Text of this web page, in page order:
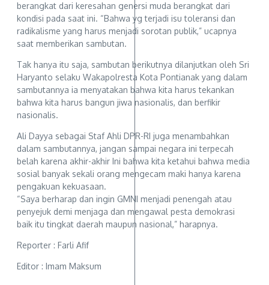
berangkat dari keresahan genersi muda berangkat dari
kondisi pada saat ini. “Bahwa yg terjadi isu toleransi dan
radikalisme yang harus menjadi sorotan publik,” ucapnya
saat memberikan sambutan.
Tak hanya itu saja, sambutan berikutnya dilanjutkan oleh Sri
Haryanto selaku Wakapolresta Kota Pontianak yang dalam
sambutannya ia menyatakan bahwa kita harus tekankan
bahwa kita harus bangun jiwa nasionalis, dan berfikir
nasionalis.
Ali Dayya sebagai Staf Ahli DPR-RI juga menambahkan
dalam sambutannya, jangan sampai negara ini terpecah
belah karena akhir-akhir Ini bahwa kita ketahui bahwa media
sosial banyak sekali orang mengecam maki hanya karena
pengakuan kekuasaan.
“Saya berharap dan ingin GMNI menjadi penengah atau
penyejuk demi menjaga dan mengawal pesta demokrasi
baik itu tingkat daerah maupun nasional,” harapnya.
Reporter : Farli Afif
Editor : Imam Maksum